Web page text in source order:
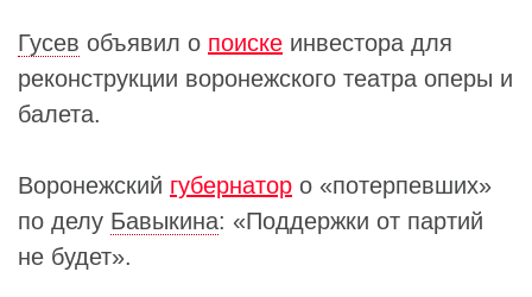
Гусев объявил о поиске инвестора для
реконструкции воронежского театра оперы и
балета.
Воронежский губернатор о «потерпевших»
по делу Бавыкина: «Поддержки от партий
не будет».